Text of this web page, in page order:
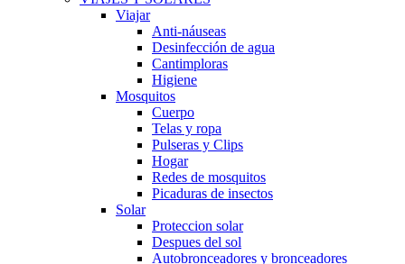
Viajar
Anti-náuseas
Desinfección de agua
Cantimploras
Higiene
Mosquitos
Cuerpo
Telas y ropa
Pulseras y Clips
Hogar
Redes de mosquitos
Picaduras de insectos
Solar
Proteccion solar
Despues del sol
Autobronceadores y bronceadores